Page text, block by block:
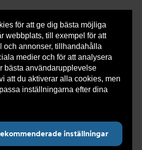
för att ge dig bästa möjliga
webbplats, till exempel för att
och annonser, tillhandahålla
medier och för att analysera
bästa användarupplevelse
att du aktiverar alla cookies, men
inställningarna efter dina
inställningar
0 varorSnabborder
> Ventiler > Kulventiler
AT 3602- > Kulventil AT 3602-20